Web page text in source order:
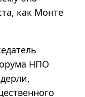
как Монте
НПО